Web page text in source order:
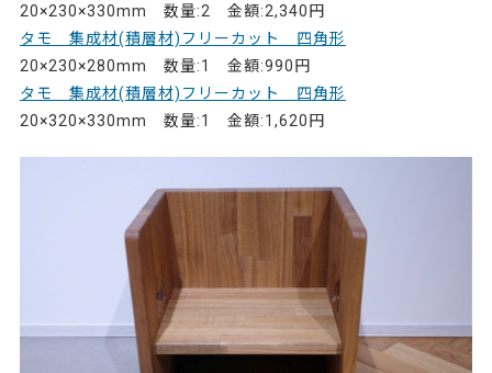
20×230×330mm 数量:2 金額:2,340円
タモ 集成材(積層材)フリーカット 四角形
20×230×280mm 数量:1 金額:990円
タモ 集成材(積層材)フリーカット 四角形
20×320×330mm 数量:1 金額:1,620円